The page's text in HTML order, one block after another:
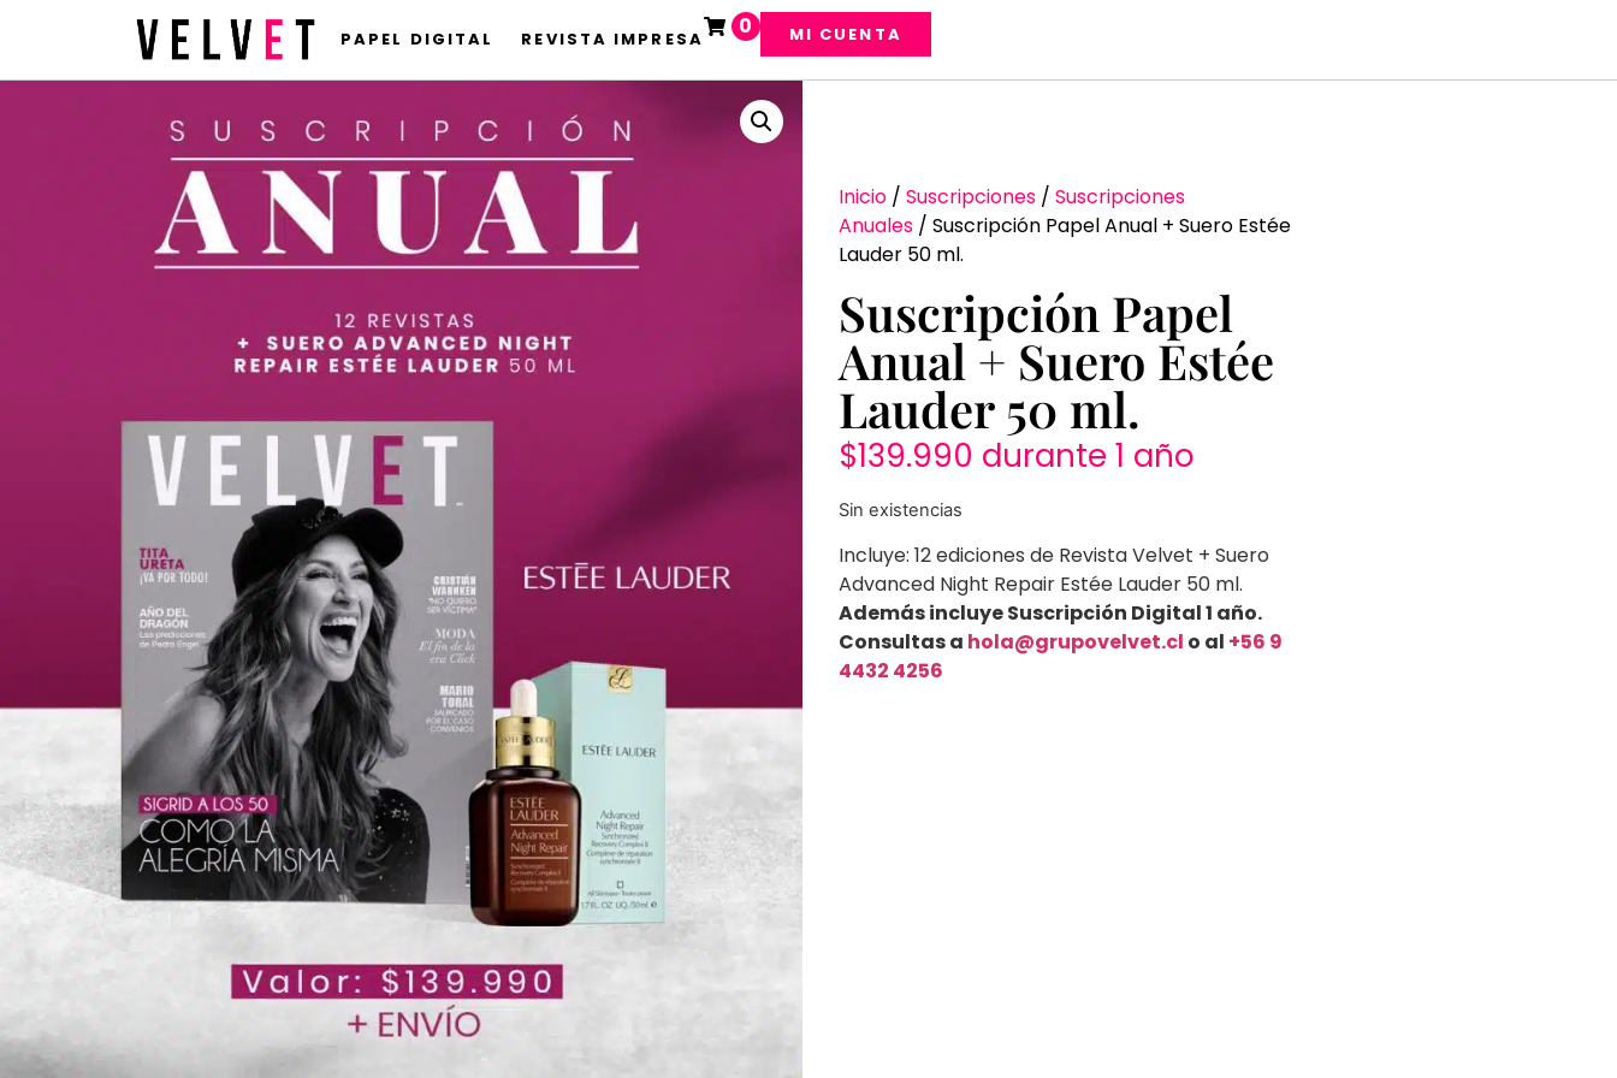
PAPEL DIGITAL REVISTA IMPRESA 0 MI CUENTA
Inicio/ Suscripciones/ Suscripciones
Anuales/ Suscripción Papel Anual + Suero Estée
Lauder 50 ml.
Suscripción Papel
Anual + Suero Estée
Lauder 50 ml.
$139.990 durante 1 año
Sin existencias
Incluye: 12 ediciones de Revista Velvet + Suero
Advanced Night Repair Estée Lauder 50 ml.
Además incluye Suscripción Digital 1 año.
Consultas a hola@grupovelvet.cl o al +56 9
4432 4256